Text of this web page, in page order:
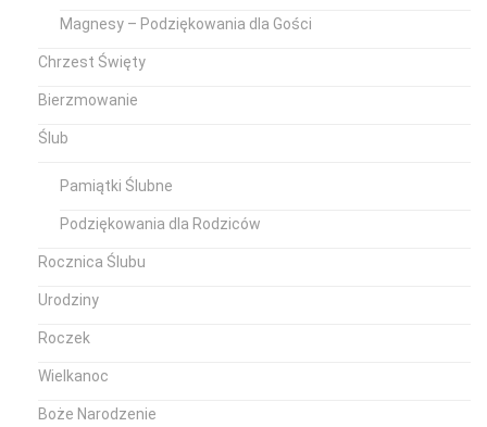
Magnesy – Podziękowania dla Gości
Chrzest Święty
Bierzmowanie
Ślub
Pamiątki Ślubne
Podziękowania dla Rodziców
Rocznica Ślubu
Urodziny
Roczek
Wielkanoc
Boże Narodzenie